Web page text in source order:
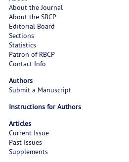
About the Journal
About the SBCP
Editorial Board
Sections
Statistics
Patron of RBCP
Contact Info
Authors
Submit a Manuscript
Instructions for Authors
Articles
Current Issue
Past Issues
Supplements